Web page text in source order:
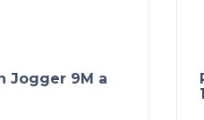
Jogger 9M a